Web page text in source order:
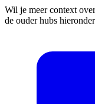
Wil je meer context
de ouder hubs